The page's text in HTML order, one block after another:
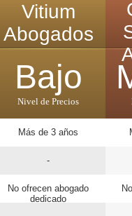
Vitium
Abogados
Bajo
Nivel de Precios
Más de 3 años
-
No ofrecen abogado
dedicado